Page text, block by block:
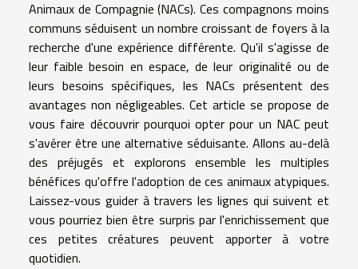
Animaux de Compagnie (NACs). Ces compagnons moins
communs séduisent un nombre croissant de foyers à la
recherche d'une expérience différente. Qu'il s'agisse de
leur faible besoin en espace, de leur originalité ou de
leurs besoins spécifiques, les NACs présentent des
avantages non négligeables. Cet article se propose de
vous faire découvrir pourquoi opter pour un NAC peut
s'avérer être une alternative séduisante. Allons au-delà
des préjugés et explorons ensemble les multiples
bénéfices qu'offre l'adoption de ces animaux atypiques.
Laissez-vous guider à travers les lignes qui suivent et
vous pourriez bien être surpris par l'enrichissement que
ces petites créatures peuvent apporter à votre
quotidien.